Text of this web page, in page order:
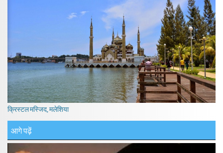
क्रिस्टल मस्जिद, मलेशिया
आगे पढ़ें